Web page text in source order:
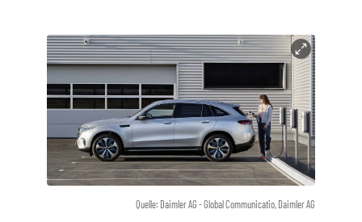
Quelle: Daimler AG - Global Communicatio, Daimler AG